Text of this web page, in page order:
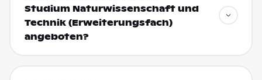
Studium Naturwissenschaft und
Technik (Erweiterungsfach)
angeboten?